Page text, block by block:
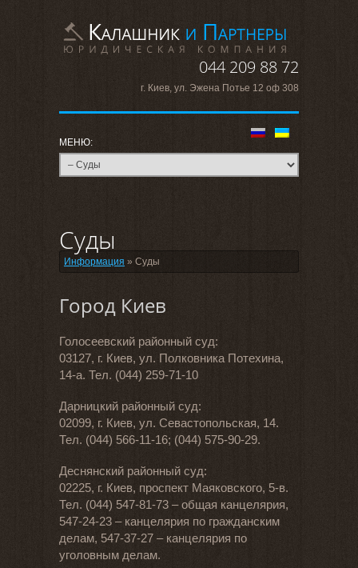
044 209 88 72
г. Киев, ул. Эжена Потье 12 оф 308
Суды
Информация » Суды
Город Киев
Голосеевский районный суд:
03127, г. Киев, ул. Полковника Потехина,
14-а. Тел. (044) 259-71-10
Дарницкий районный суд:
02099, г. Киев, ул. Севастопольская, 14.
Тел. (044) 566-11-16; (044) 575-90-29.
Деснянский районный суд:
02225, г. Киев, проспект Маяковского, 5-в.
Тел. (044) 547-81-73 – общая канцелярия,
547-24-23 – канцелярия по гражданским
делам, 547-37-27 – канцелярия по
уголовным делам.